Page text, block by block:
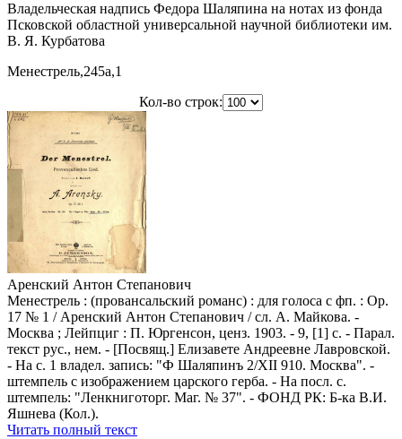
Владельческая надпись Федора Шаляпина на нотах из фонда
Псковской областной универсальной научной библиотеки им.
В. Я. Курбатова
Менестрель,245a,1
Кол-во строк:
Аренский Антон Степанович
Менестрель : (провансальский романс) : для голоса с фп. : Op.
17 № 1 / Аренский Антон Степанович / сл. А. Майкова. -
Москва ; Лейпциг : П. Юргенсон, ценз. 1903. - 9, [1] с. - Парал.
текст рус., нем. - [Посвящ.] Елизавете Андреевне Лавровской.
- На с. 1 владел. запись: "Ф Шаляпинъ 2/XII 910. Москва". -
штемпель с изображением царского герба. - На посл. с.
штемпель: "Ленкниготорг. Маг. № 37". - ФОНД РК: Б-ка В.И.
Яшнева (Кол.).
Читать полный текст